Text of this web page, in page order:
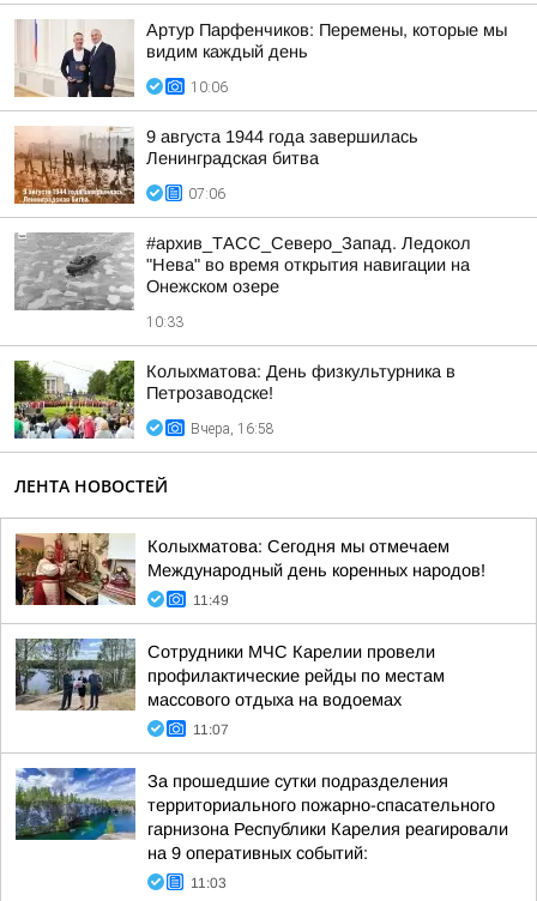
Артур Парфенчиков: Перемены, которые мы
видим каждый день
10:06
9 августа 1944 года завершилась
Ленинградская битва
07:06
#архив_ТАСС_Северо_Запад. Ледокол
"Нева" во время открытия навигации на
Онежском озере
10:33
Колыхматова: День физкультурника в
Петрозаводске!
Вчера, 16:58
ЛЕНТА НОВОСТЕЙ
Колыхматова: Сегодня мы отмечаем
Международный день коренных народов!
11:49
Сотрудники МЧС Карелии провели
профилактические рейды по местам
массового отдыха на водоемах
11:07
За прошедшие сутки подразделения
территориального пожарно-спасательного
гарнизона Республики Карелия реагировали
на 9 оперативных событий:
11:03